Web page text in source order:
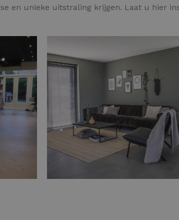
en unieke uitstraling krijgen. Laat u hier